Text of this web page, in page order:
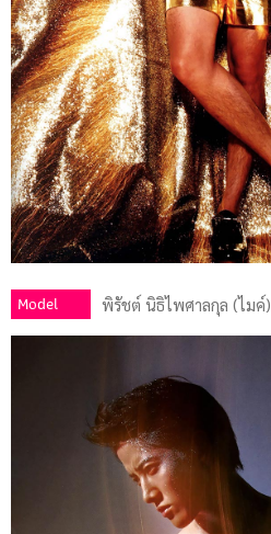
Model พิรัชต์ นิธิไพศาลกุล (ไมค์)